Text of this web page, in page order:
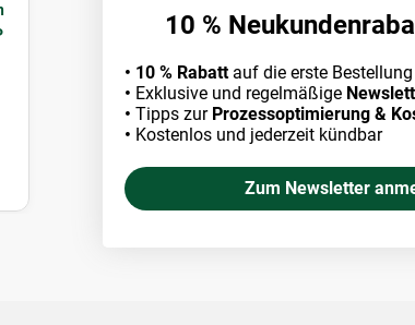
10 %
• 10 % Rabatt auf die erste Bestellung
• Exklusive und regelmäßige
• Tipps zur Prozessoptimierung &
• Kostenlos und jederzeit kündbar
Zum Newsletter